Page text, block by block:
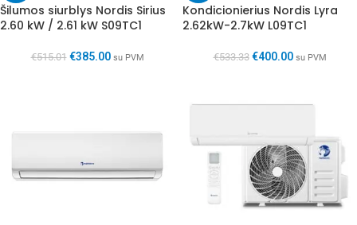
Šilumos siurblys Nordis Sirius
2.60 kW / 2.61 kW S09TC1
€515.01 €385.00 su PVM
Kondicionierius Nordis Lyra
2.62kW-2.7kW L09TC1
€533.33 €400.00 su PVM